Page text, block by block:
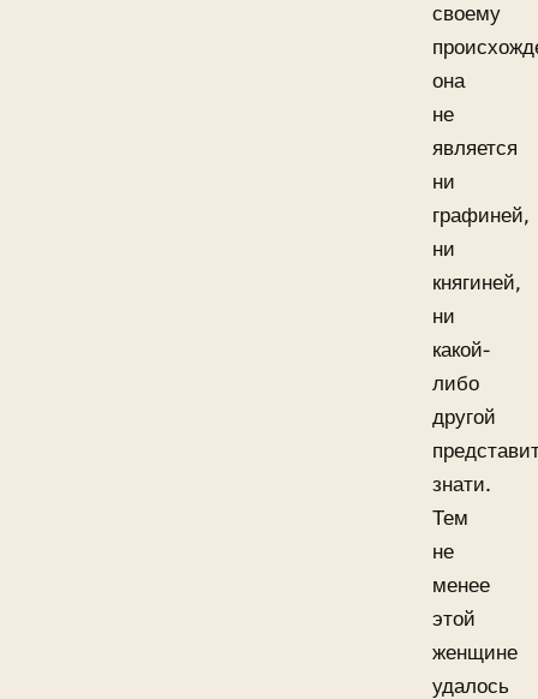
своему
она
не
является
ни
графиней,
ни
княгиней,
ни
какой-
либо
другой
знати.
Тем
не
менее
этой
женщине
удалось